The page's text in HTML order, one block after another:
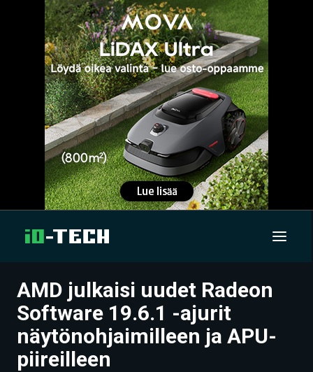
UUTISET
ARTIKKELIT
VIDEOT
AMD julkaisi uudet Radeon
Software 19.6.1 -ajurit
näytönohjaimilleen ja APU-
piireilleen